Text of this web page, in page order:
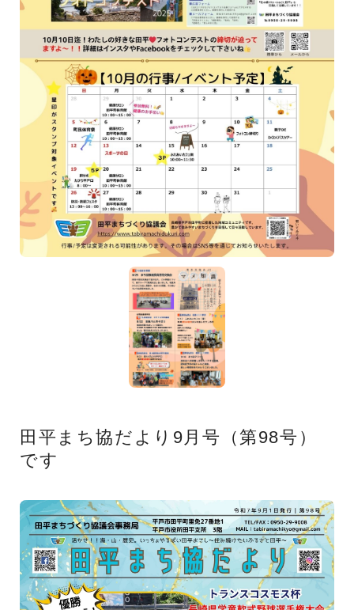
田平まち協だより9月号（第98号）
です